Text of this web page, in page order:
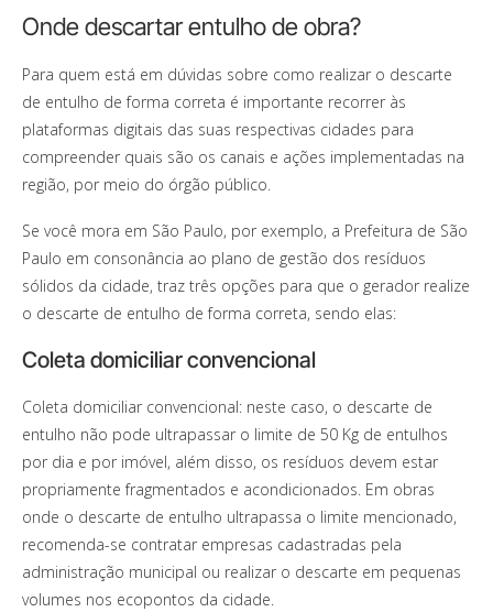
Onde descartar entulho de obra?
Para quem está em dúvidas sobre como realizar o descarte
de entulho de forma correta é importante recorrer às
plataformas digitais das suas respectivas cidades para
compreender quais são os canais e ações implementadas na
região, por meio do órgão público.
Se você mora em São Paulo, por exemplo, a Prefeitura de São
Paulo em consonância ao plano de gestão dos resíduos
sólidos da cidade, traz três opções para que o gerador realize
o descarte de entulho de forma correta, sendo elas:
Coleta domiciliar convencional
Coleta domiciliar convencional: neste caso, o descarte de
entulho não pode ultrapassar o limite de 50 Kg de entulhos
por dia e por imóvel, além disso, os resíduos devem estar
propriamente fragmentados e acondicionados. Em obras
onde o descarte de entulho ultrapassa o limite mencionado,
recomenda-se contratar empresas cadastradas pela
administração municipal ou realizar o descarte em pequenas
volumes nos ecopontos da cidade.